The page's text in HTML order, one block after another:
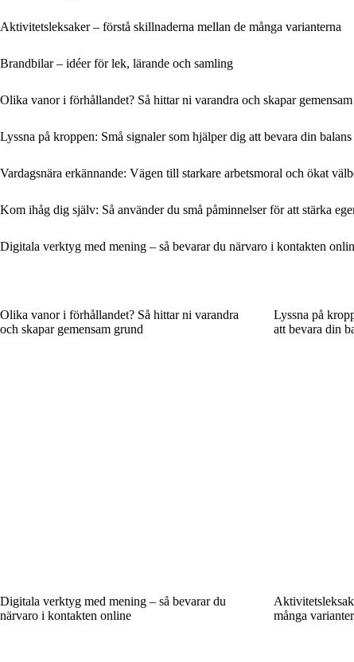
Aktivitetsleksaker – förstå skillnaderna mellan de många varianterna
Brandbilar – idéer för lek, lärande och samling
Olika vanor i förhållandet? Så hittar ni varandra och skapar
Lyssna på kroppen: Små signaler som hjälper dig att bevara din balans
Vardagsnära erkännande: Vägen till starkare arbetsmoral och ökat
Kom ihåg dig själv: Så använder du små påminnelser för att stärka
Digitala verktyg med mening – så bevarar du närvaro i kontakten
Olika vanor i förhållandet? Så hittar ni varandra
och skapar gemensam grund
Lyssna på
att bevara din
Digitala verktyg med mening – så bevarar du
närvaro i kontakten online
många